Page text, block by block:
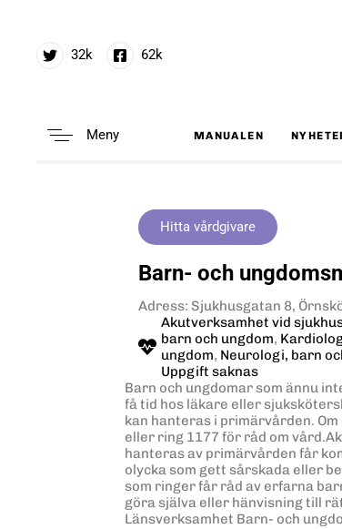
32k 62k
Meny MANUALEN
Hitta vårdgivare
Barn- och
Adress: Sjukhusgatan 8,
Akutverksamhet vid
barn och ungdom,
ungdom, Neurologi, barn
Uppgift saknas
Barn och ungdomar som ännu
få tid hos läkare eller
kan hanteras i primärvården.
eller ring 1177 för råd om
hanteras av primärvården får
olycka som gett sårskada eller
som ringer får råd av erfarna
göra själva eller hänvisning till
Länsverksamhet Barn- och